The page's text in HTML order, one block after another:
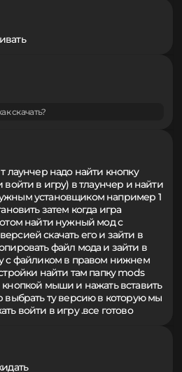
авца
ты тупой?
скачать?
т лаунчер надо найти кнопку
войти в игру) в тлаунчер и найти
установщиком например 1
затем когда игра
потом найти нужный мод с
скачать его и зайти в
файл мода и зайти в
найти там папку mods
кнопкой мыши и нажать вставить
выбрать ту версию в которую мы